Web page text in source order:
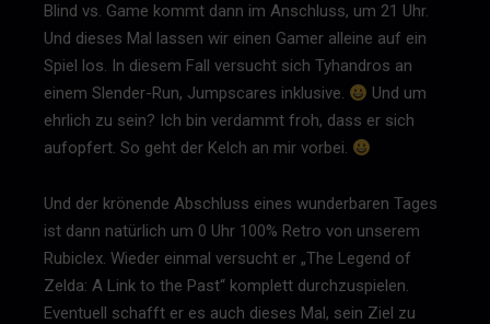
Blind vs. Game kommt dann im Anschluss, um 21 Uhr.
Und dieses Mal lassen wir einen Gamer alleine auf ein
Spiel los. In diesem Fall versucht sich Tyhandros an
einem Slender-Run, Jumpscares inklusive.
Und um
ehrlich zu sein? Ich bin verdammt froh, dass er sich
aufopfert. So geht der Kelch an mir vorbei.
Und der krönende Abschluss eines wunderbaren Tages
ist dann natürlich um 0 Uhr 100% Retro von unserem
Rubiclex. Wieder einmal versucht er „The Legend of
Zelda: A Link to the Past“ komplett durchzuspielen.
Eventuell schafft er es auch dieses Mal, sein Ziel zu